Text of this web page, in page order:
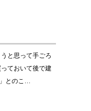
と思って手ごろ
ておいて後で建
とのこ…